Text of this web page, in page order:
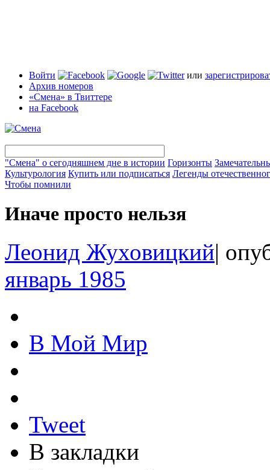
Войти или
Архив номеров
«Смена» в Твиттере
на Facebook
"Смена" о сегодняшнем дне в истории Горизонты
Культурология Купить или подписаться Легенды
Чтобы помнили
Иначе просто нельзя
Леонид Жуховицкий|
январь 1985
В Мой Мир
Tweet
В закладки